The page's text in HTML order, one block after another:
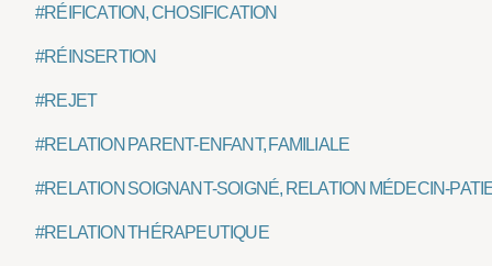
#RÉIFICATION, CHOSIFICATION
#RÉINSERTION
#REJET
#RELATION PARENT-ENFANT, FAMILIALE
#RELATION SOIGNANT-SOIGNÉ, RELATION MÉDECIN-
#RELATION THÉRAPEUTIQUE